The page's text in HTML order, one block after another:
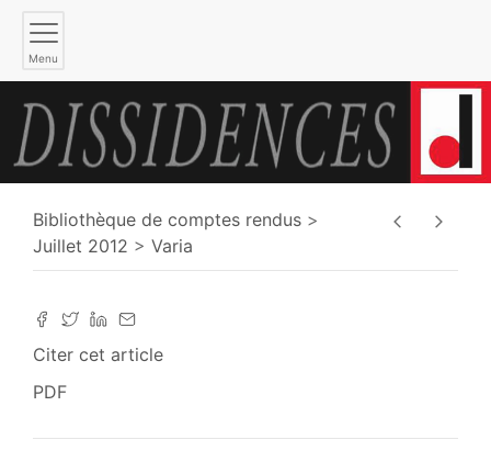
Menu
Bibliothèque de comptes rendus
Juillet 2012
Varia
Citer cet article
PDF